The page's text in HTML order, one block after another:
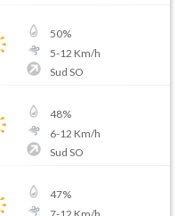
50%
5-12 Km/h
Sud SO
48%
6-12 Km/h
Sud SO
47%